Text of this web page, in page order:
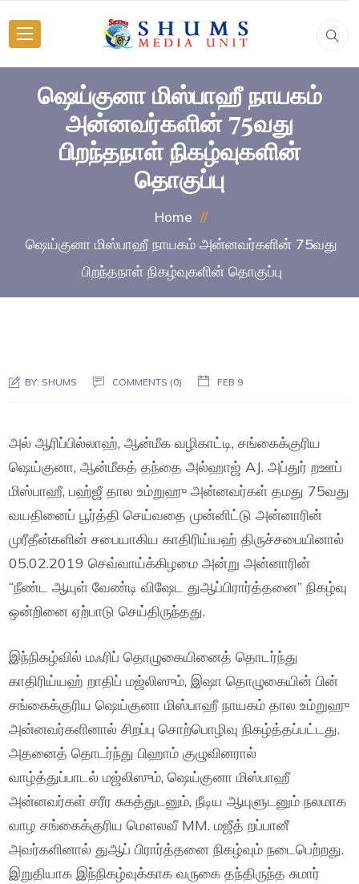
ஷெய்குனா மிஸ்பாஹீ நாயகம்
அன்னவர்களின் 75வது
பிறந்தநாள் நிகழ்வுகளின்
தொகுப்பு
Home
ஷெய்குனா மிஸ்பாஹீ நாயகம் அன்னவர்களின் 75வது
பிறந்தநாள் நிகழ்வுகளின் தொகுப்பு
BY: SHUMS COMMENTS (0) FEB 9
அல் ஆரிப்பில்லாஹ், ஆன்மீக வழிகாட்டி, சங்கைக்குரிய
ஷெய்குனா, ஆன்மீகத் தந்தை அல்ஹாஜ் AJ. அப்துர் றஊப்
மிஸ்பாஹீ, பஹ்ஜீ தால உம்றுஹு அன்னவர்கள் தமது 75வது
வயதினைப் பூர்த்தி செய்வதை முன்னிட்டு அன்னாரின்
முரீதீன்களின் சபையாகிய காதிரிய்யஹ் திருச்சபையினால்
05.02.2019 செவ்வாய்க்கிழமை அன்று அன்னாரின்
“நீண்ட ஆயுள் வேண்டி விஷேட துஆப்பிரார்த்தனை” நிகழ்வு
ஒன்றினை ஏற்பாடு செய்திருந்தது.
இந்நிகழ்வில் மஃரிப் தொழுகையினைத் தொடர்ந்து
காதிரிய்யஹ் றாதிப் மஜ்லிஸும், இஷா தொழுகையின் பின்
சங்கைக்குரிய ஷெய்குனா மிஸ்பாஹீ நாயகம் தால உம்றுஹு
அன்னவர்களினால் சிறப்பு சொற்பொழிவு நிகழ்த்தப்பட்டது.
அதனைத் தொடர்ந்து பிஹாம் குழுவினரால்
வாழ்த்துப்பாடல் மஜ்லிஸும், ஷெய்குனா மிஸ்பாஹீ
அன்னவர்கள் சரீர சுகத்துடனும், நீடிய ஆயுளுடனும் நலமாக
வாழ சங்கைக்குரிய மௌலவீ MM. மஜீத் றப்பானீ
அவர்களினால் துஆப் பிரார்த்தனை நிகழ்வும் நடைபெற்றது.
இறுதியாக இந்நிகழ்வுக்காக வருகை தந்திருந்த சுமார்